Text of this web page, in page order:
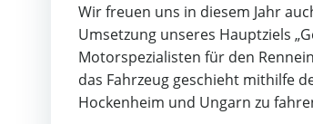
Wir freuen uns in diesem Jahr
Umsetzung unseres Hauptziels
Motorspezialisten für den
das Fahrzeug geschieht mithilfe
Hockenheim und Ungarn zu